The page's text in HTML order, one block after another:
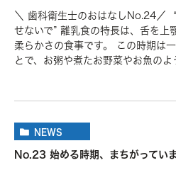
＼ 歯科衛生士のおはなしNo.24／
せないで” 離乳食の特長は、舌を上
柔らかさの食事です。 この時期は
とで、お粥や煮たお野菜やお魚の
NEWS
No.23 始める時期、まちがってい